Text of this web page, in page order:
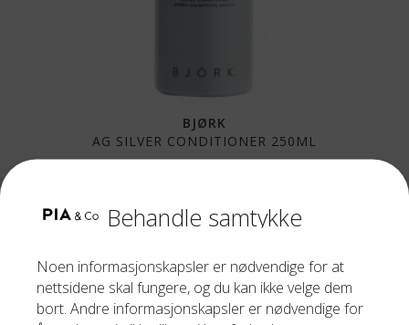
Behandle samtykke
Noen informasjonskapsler er nødvendige for at
nettsidene skal fungere, og du kan ikke velge dem
bort. Andre informasjonskapsler er nødvendige for
BJØRK
AG SILVER CONDITIONER 250ML